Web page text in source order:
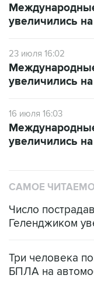
увеличились
23 июля 16:02
увеличились
16 июля 16:03
увеличились
САМОЕ
Число
Геленджиком
Три человека
БПЛА на